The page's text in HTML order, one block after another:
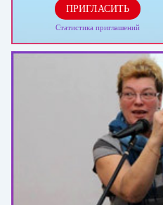
ПРИГЛАСИТЬ
Статистика приглашений